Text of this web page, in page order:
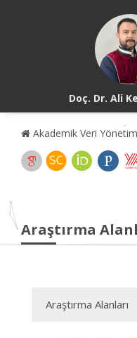
Doç. Dr. Ali
Akademik Veri
Araştırma
Araştırma Alanları